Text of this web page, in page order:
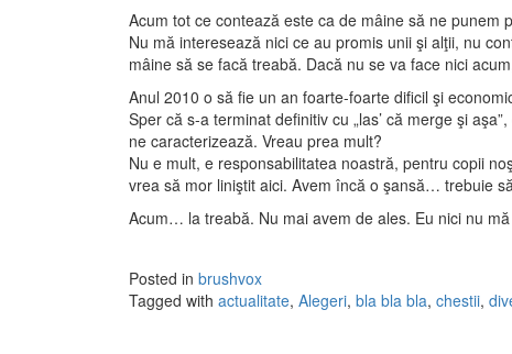
Acum tot ce contează este ca de mâine să ne punem
Nu mă interesează nici ce au promis unii şi alţii, nu
mâine să se facă treabă. Dacă nu se va face nici
Anul 2010 o să fie un an foarte-foarte dificil şi
Sper că s-a terminat definitiv cu „las’ că merge şi
ne caracterizează. Vreau prea mult?
Nu e mult, e responsabilitatea noastră, pentru copii
vrea să mor liniştit aici. Avem încă o şansă… trebuie
Acum… la treabă. Nu mai avem de ales. Eu nici nu
Posted in brushvox
Tagged with actualitate, Alegeri, bla bla bla, chestii,